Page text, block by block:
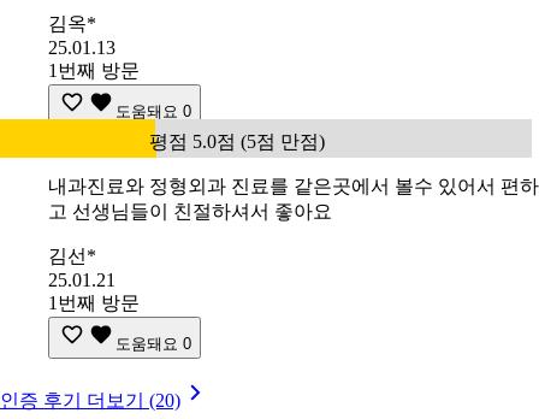
김옥*
25.01.13
1번째 방문
도움돼요 0
평점 5.0점 (5점 만점)
내과진료와 정형외과 진료를 같은곳에서 볼수 있어서 편하
고 선생님들이 친절하셔서 좋아요
김선*
25.01.21
1번째 방문
도움돼요 0
인증 후기 더보기 (20)